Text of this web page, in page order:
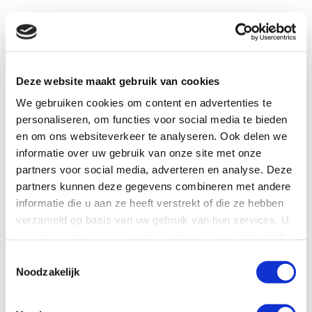
Deze website maakt gebruik van cookies
We gebruiken cookies om content en advertenties te
personaliseren, om functies voor social media te bieden
en om ons websiteverkeer te analyseren. Ook delen we
informatie over uw gebruik van onze site met onze
partners voor social media, adverteren en analyse. Deze
partners kunnen deze gegevens combineren met andere
informatie die u aan ze heeft verstrekt of die ze hebben
verzameld op basis van uw gebruik van hun services. U
Noodzakelijk
Waarom
Mutsaars Bikes?
Fietsen zit in ons bloed. Van jongs af aan stroomt het
passie brengen we graag over. Passend bij jouw
wensen, ambities en niveau. Tenslotte zijn wij er niet
om jou een fiets aan te smeren, maar toffe kilometers